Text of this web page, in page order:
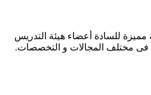
للسادة أعضاء هيئة التدريس
فى مختلف المجالات و التخصصات.